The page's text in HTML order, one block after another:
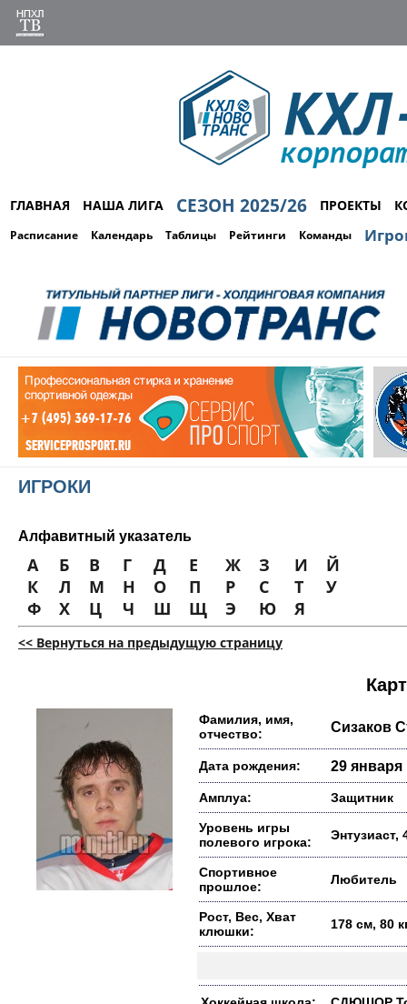
ГЛАВНАЯ НАША ЛИГА СЕЗОН 2025/26 ПРОЕКТЫ
Расписание Календарь Таблицы Рейтинги Команды
ИГРОКИ
Алфавитный указатель
А Б В Г Д Е Ж З И
Й
К
Л М Н О П Р С Т
У
Ф
Х Ц Ч Ш Щ Э Ю Я
<< Вернуться на предыдущую страницу
Фамилия, имя,
отчество:
Сизаков
Дата рождения: 29 января
Амплуа: Защитник
Уровень игры
полевого игрока:
Энтузиаст,
Спортивное
прошлое:
Любитель
Рост, Вес, Хват
клюшки:
178 см, 80